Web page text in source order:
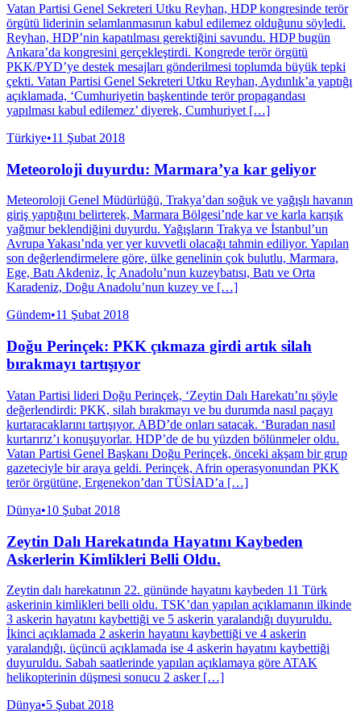
Vatan Partisi Genel Sekreteri Utku Reyhan, HDP kongresinde terör
örgütü liderinin selamlanmasının kabul edilemez olduğunu söyledi.
Reyhan, HDP’nin kapatılması gerektiğini savundu. HDP bugün
Ankara’da kongresini gerçekleştirdi. Kongrede terör örgütü
PKK/PYD’ye destek mesajları gönderilmesi toplumda büyük tepki
çekti. Vatan Partisi Genel Sekreteri Utku Reyhan, Aydınlık’a yaptığı
açıklamada, ‘Cumhuriyetin başkentinde terör propagandası
yapılması kabul edilemez’ diyerek, Cumhuriyet […]
Türkiye•11 Şubat 2018
Meteoroloji duyurdu: Marmara’ya kar geliyor
Meteoroloji Genel Müdürlüğü, Trakya’dan soğuk ve yağışlı havanın
giriş yaptığını belirterek, Marmara Bölgesi’nde kar ve karla karışık
yağmur beklendiğini duyurdu. Yağışların Trakya ve İstanbul’un
Avrupa Yakası’nda yer yer kuvvetli olacağı tahmin ediliyor. Yapılan
son değerlendirmelere göre, ülke genelinin çok bulutlu, Marmara,
Ege, Batı Akdeniz, İç Anadolu’nun kuzeybatısı, Batı ve Orta
Karadeniz, Doğu Anadolu’nun kuzey ve […]
Gündem•11 Şubat 2018
Doğu Perinçek: PKK çıkmaza girdi artık silah
bırakmayı tartışıyor
Vatan Partisi lideri Doğu Perinçek, ‘Zeytin Dalı Harekatı’nı şöyle
değerlendirdi: PKK, silah bırakmayı ve bu durumda nasıl paçayı
kurtaracaklarını tartışıyor. ABD’de onları satacak. ‘Buradan nasıl
kurtarırız’ı konuşuyorlar. HDP’de de bu yüzden bölünmeler oldu.
Vatan Partisi Genel Başkanı Doğu Perinçek, önceki akşam bir grup
gazeteciyle bir araya geldi. Perinçek, Afrin operasyonundan PKK
terör örgütüne, Ergenekon’dan TÜSİAD’a […]
Dünya•10 Şubat 2018
Zeytin Dalı Harekatında Hayatını Kaybeden
Askerlerin Kimlikleri Belli Oldu.
Zeytin dalı harekatının 22. gününde hayatını kaybeden 11 Türk
askerinin kimlikleri belli oldu. TSK’dan yapılan açıklamanın ilkinde
3 askerin hayatını kaybettiği ve 5 askerin yaralandığı duyuruldu.
İkinci açıklamada 2 askerin hayatını kaybettiği ve 4 askerin
yaralandığı, üçüncü açıklamada ise 4 askerin hayatını kaybettiği
duyuruldu. Sabah saatlerinde yapılan açıklamaya göre ATAK
helikopterinin düşmesi sonucu 2 asker […]
Dünya•5 Şubat 2018